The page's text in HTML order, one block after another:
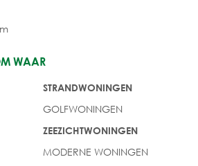
WAAR
STRANDWONINGEN
GOLFWONINGEN
ZEEZICHTWONINGEN
MODERNE WONINGEN